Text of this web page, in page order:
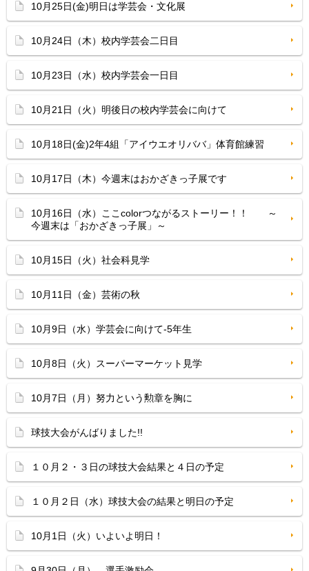
10月25日(金)明日は学芸会・文化展
10月24日（木）校内学芸会二日目
10月23日（水）校内学芸会一日目
10月21日（火）明後日の校内学芸会に向けて
10月18日(金)2年4組「アイウエオリババ」体育館練習
10月17日（木）今週末はおかざきっ子展です
10月16日（水）ここcolorつながるストーリー！！ ～
今週末は「おかざきっ子展」～
10月15日（火）社会科見学
10月11日（金）芸術の秋
10月9日（水）学芸会に向けて-5年生
10月8日（火）スーパーマーケット見学
10月7日（月）努力という勲章を胸に
球技大会がんばりました!!
１０月２・３日の球技大会結果と４日の予定
１０月２日（水）球技大会の結果と明日の予定
10月1日（火）いよいよ明日！